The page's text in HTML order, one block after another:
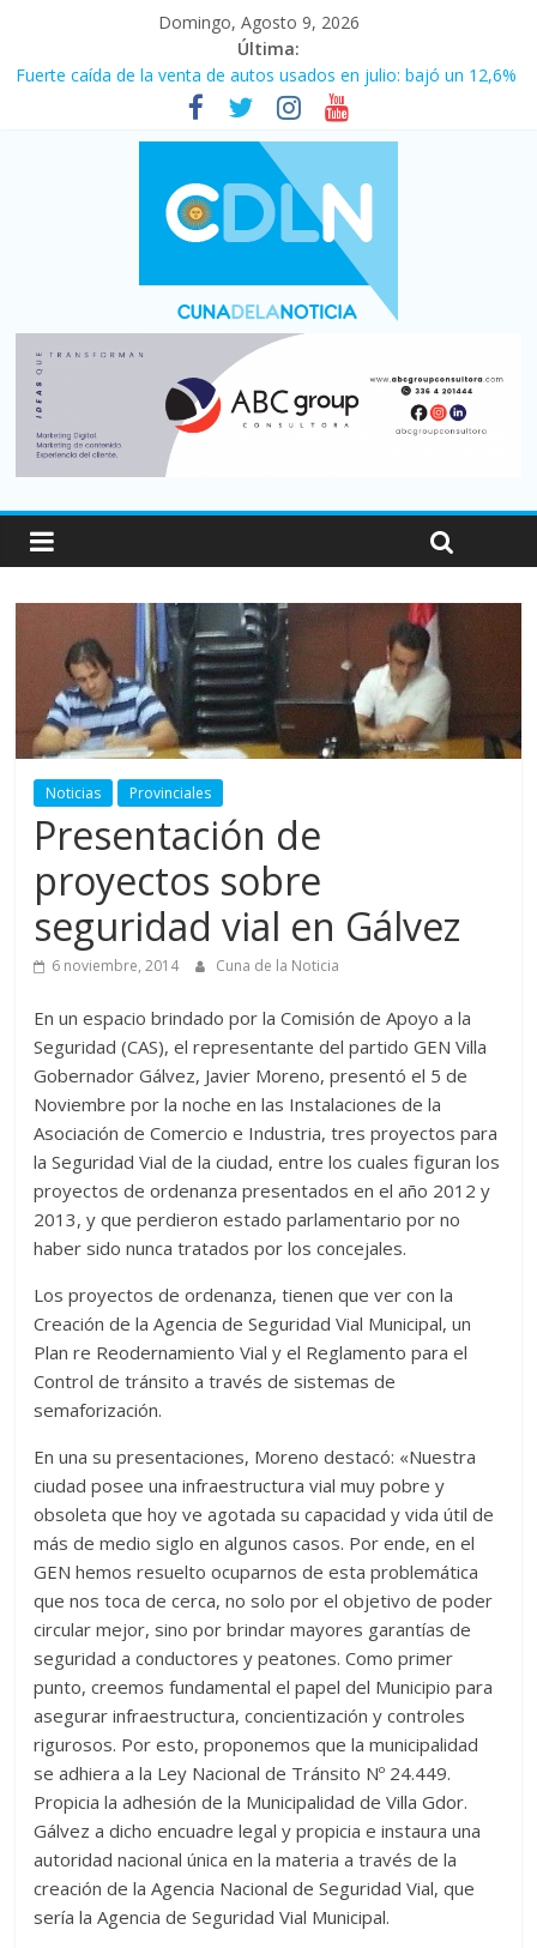
Domingo, Agosto 9, 2026
Última:
Fuerte caída de la venta de autos usados en julio: bajó un 12,6%
El agro argentino logró un récord histórico de exportaciones en
La morosidad alcanzó su nivel más alto en dos décadas y ya
afecta a 400 mil deudores en Santa Fe
Desde que asumió Milei cerraron 41.000 kioscos: el sector
Vacaciones de invierno con más movimiento y consumo
turístico: 4,6 millones de personas viajaron por el país, un 5,9%
más que en 2025
Noticias Provinciales
Presentación de
proyectos sobre
seguridad vial en Gálvez
6 noviembre, 2014 Cuna de la Noticia
En un espacio brindado por la Comisión de Apoyo a la
Seguridad (CAS), el representante del partido GEN Villa
Gobernador Gálvez, Javier Moreno, presentó el 5 de
Noviembre por la noche en las Instalaciones de la
Asociación de Comercio e Industria, tres proyectos para
la Seguridad Vial de la ciudad, entre los cuales figuran los
proyectos de ordenanza presentados en el año 2012 y
2013, y que perdieron estado parlamentario por no
haber sido nunca tratados por los concejales.
Los proyectos de ordenanza, tienen que ver con la
Creación de la Agencia de Seguridad Vial Municipal, un
Plan re Reodernamiento Vial y el Reglamento para el
Control de tránsito a través de sistemas de
semaforización.
En una su presentaciones, Moreno destacó: «Nuestra
ciudad posee una infraestructura vial muy pobre y
obsoleta que hoy ve agotada su capacidad y vida útil de
más de medio siglo en algunos casos. Por ende, en el
GEN hemos resuelto ocuparnos de esta problemática
que nos toca de cerca, no solo por el objetivo de poder
circular mejor, sino por brindar mayores garantías de
seguridad a conductores y peatones. Como primer
punto, creemos fundamental el papel del Municipio para
asegurar infraestructura, concientización y controles
rigurosos. Por esto, proponemos que la municipalidad
se adhiera a la Ley Nacional de Tránsito Nº 24.449.
Propicia la adhesión de la Municipalidad de Villa Gdor.
Gálvez a dicho encuadre legal y propicia e instaura una
autoridad nacional única en la materia a través de la
creación de la Agencia Nacional de Seguridad Vial, que
sería la Agencia de Seguridad Vial Municipal.